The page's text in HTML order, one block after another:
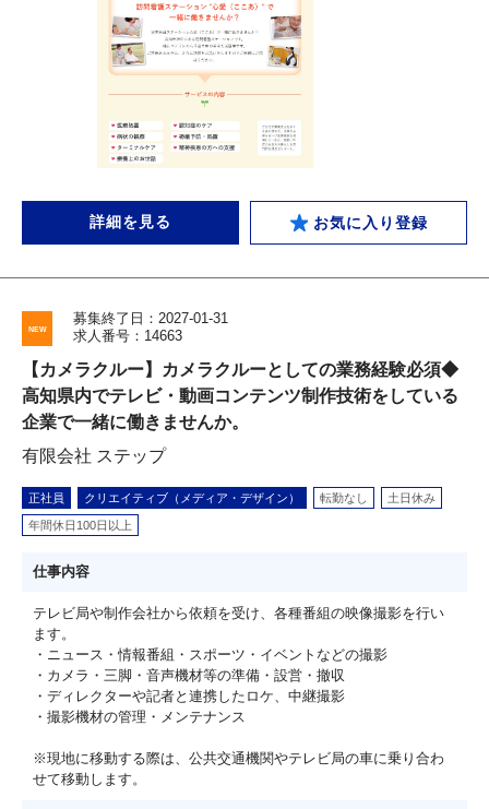
詳細を見る お気に入り登録
募集終了日：2027-01-31
求人番号：14663
【カメラクルー】カメラクルーとしての業務経験必須◆
高知県内でテレビ・動画コンテンツ制作技術をしている
企業で一緒に働きませんか。
有限会社 ステップ
正社員 クリエイティブ（メディア・デザイン） 転勤なし 土日休み
年間休日100日以上
仕事内容
テレビ局や制作会社から依頼を受け、各種番組の映像撮影を行い
ます。
・ニュース・情報番組・スポーツ・イベントなどの撮影
・カメラ・三脚・音声機材等の準備・設営・撤収
・ディレクターや記者と連携したロケ、中継撮影
・撮影機材の管理・メンテナンス
※現地に移動する際は、公共交通機関やテレビ局の車に乗り合わ
せて移動します。